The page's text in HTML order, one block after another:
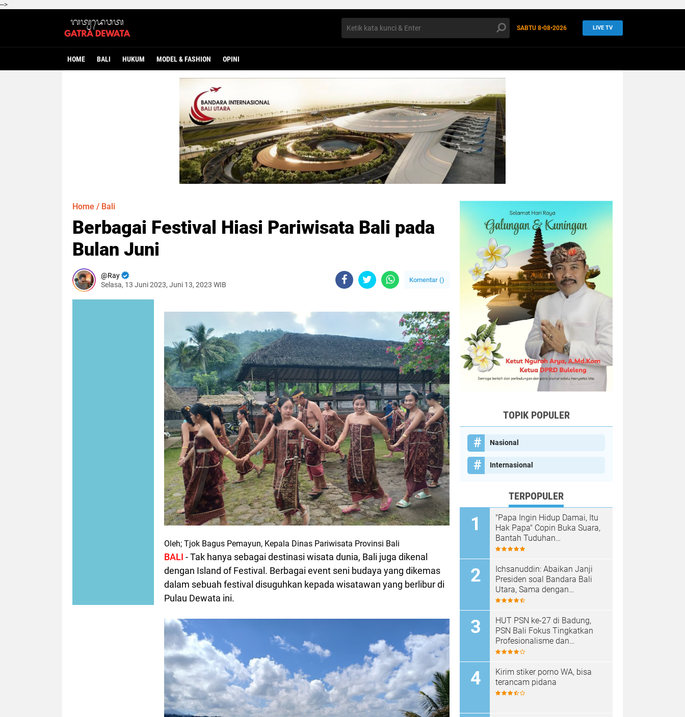
-->
SABTU 8•08•2026 LIVE TV
HOME BALI HUKUM MODEL & FASHION OPINI
Home / Bali
Berbagai Festival Hiasi Pariwisata Bali pada
Bulan Juni
Ray
Selasa, 13 Juni 2023, Juni 13, 2023 WIB
Komentar ()
Oleh; Tjok Bagus Pemayun, Kepala Dinas Pariwisata Provinsi Bali
BALI - Tak hanya sebagai destinasi wisata dunia, Bali juga dikenal
dengan Island of Festival. Berbagai event seni budaya yang dikemas
dalam sebuah festival disuguhkan kepada wisatawan yang berlibur di
Pulau Dewata ini.
TOPIK POPULER
Nasional
Internasional
TERPOPULER
"Papa Ingin Hidup Damai, Itu
Hak Papa" Copin Buka Suara,
Bantah Tuduhan
Pembongkaran Merajan di
Ichsanuddin: Abaikan Janji
Presiden soal Bandara Bali
Utara, Sama dengan
Membangkang Kebijakan
HUT PSN ke-27 di Badung,
PSN Bali Fokus Tingkatkan
Profesionalisme dan
Kesejahteraan Pinandita
Kirim stiker porno WA, bisa
terancam pidana